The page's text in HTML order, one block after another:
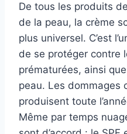
De tous les produits
de la peau, la crème
plus universel. C’est
de se protéger contre
prématurées, ainsi
peau. Les dommages
produisent toute
Même par temps